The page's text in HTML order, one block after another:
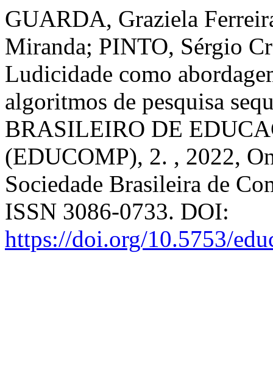
GUARDA, Graziela
Miranda; PINTO, Sérgio
Ludicidade como
algoritmos de pesquisa
BRASILEIRO DE
(EDUCOMP), 2. , 2022,
Sociedade Brasileira de
ISSN 3086-0733. DOI:
https://doi.org/10.5753/